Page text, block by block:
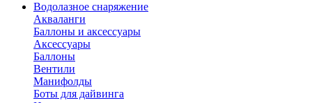
Водолазное снаряжение
Акваланги
Баллоны и аксессуары
Аксессуары
Баллоны
Вентили
Манифолды
Боты для дайвинга